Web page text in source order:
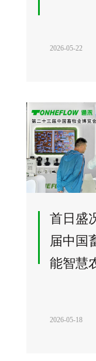
2026-05-22
首日盛
届中国
能智慧
2026-05-18